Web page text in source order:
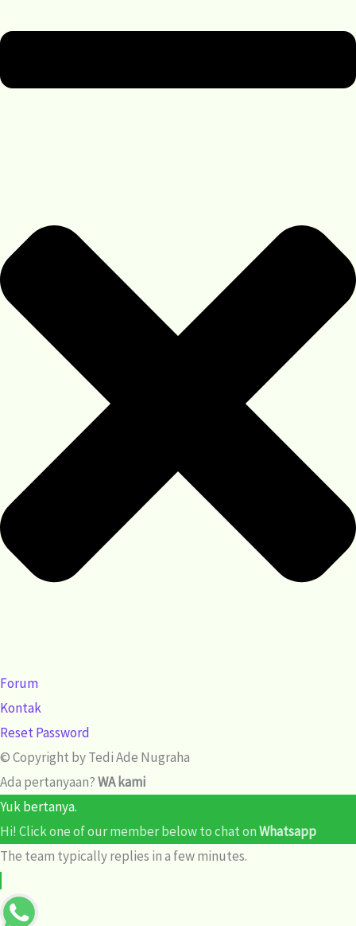
Forum
Kontak
Reset Password
© Copyright by Tedi Ade Nugraha
Ada pertanyaan?WA kami
Yuk bertanya.
Hi! Click one of our member below to chat onWhatsapp
The team typically replies in a few minutes.